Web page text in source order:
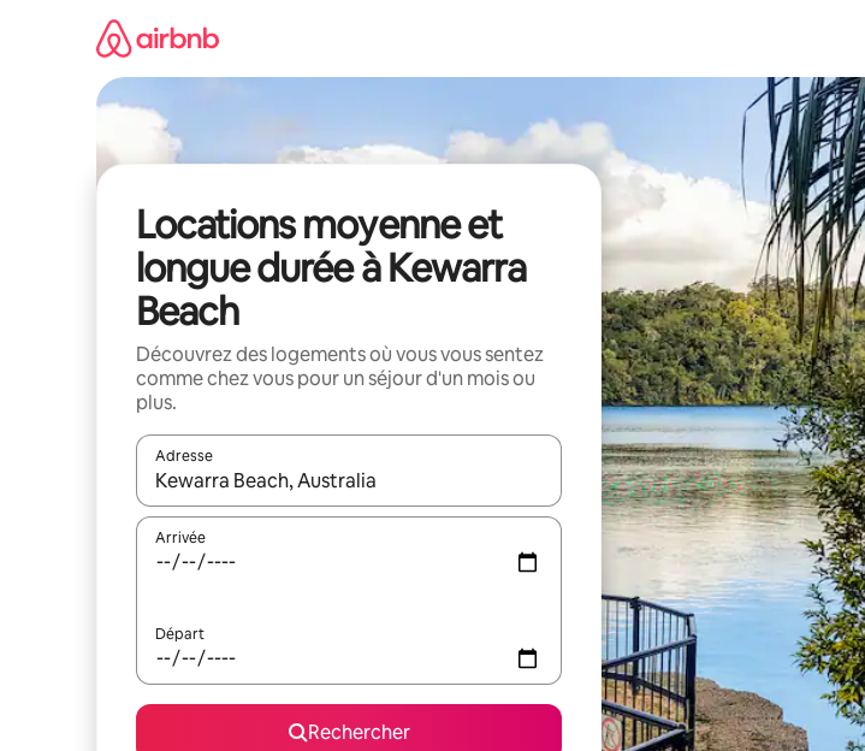
Locations moyenne et
longue durée à Kewarra
Beach
Découvrez des logements où vous vous sentez
comme chez vous pour un séjour d'un mois ou
plus.
Adresse
Lorsque les résultats s'affichent, utilisez les flèches vers le haut et vers le bas pour les
Arrivée
Départ
Rechercher